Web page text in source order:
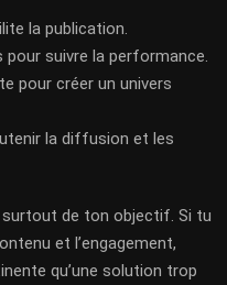
la publication.
pour suivre la performance.
pour créer un univers
la diffusion et les
surtout de ton objectif. Si tu
et l’engagement,
qu’une solution trop